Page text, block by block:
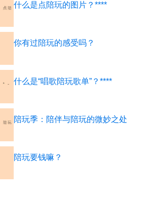
什么是点陪玩的图片？****
你有过陪玩的感受吗？
什么是“唱歌陪玩歌单”？****
陪玩季：陪伴与陪玩的微妙之处
陪玩要钱嘛？